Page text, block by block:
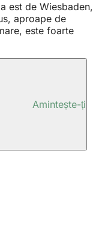
est de Wiesbaden,
aproape de
este foarte
Amintește-ți